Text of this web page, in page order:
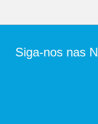
Siga-nos nas